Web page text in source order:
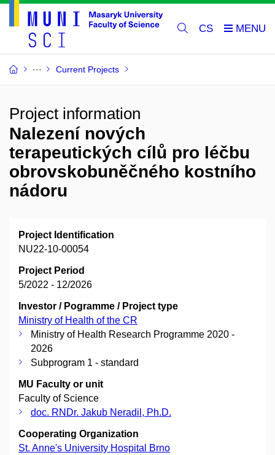
CS
Current Projects
Project information
Nalezení nových
terapeutických cílů pro léčbu
obrovskobuněčného kostního
nádoru
Project Identification
NU22-10-00054
Project Period
5/2022 - 12/2026
Investor / Pogramme / Project type
Ministry of Health of the CR
Ministry of Health Research Programme 2020 -
2026
Subprogram 1 - standard
MU Faculty or unit
Faculty of Science
doc. RNDr. Jakub Neradil, Ph.D.
Cooperating Organization
St. Anne's University Hospital Brno